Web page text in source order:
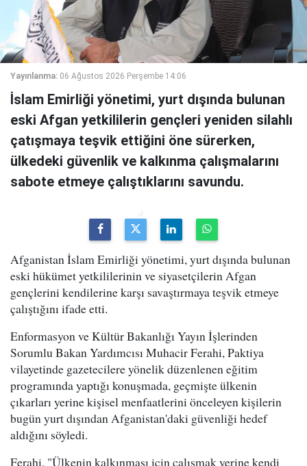
Yayınlanma: 06 Ağustos 2026 Perşembe 14:06
İslam Emirliği yönetimi, yurt dışında bulunan
eski Afgan yetkililerin gençleri yeniden silahlı
çatışmaya teşvik ettiğini öne sürerken,
ülkedeki güvenlik ve kalkınma çalışmalarını
sabote etmeye çalıştıklarını savundu.
Afganistan İslam Emirliği yönetimi, yurt dışında bulunan
eski hükümet yetkililerinin ve siyasetçilerin Afgan
gençlerini kendilerine karşı savaştırmaya teşvik etmeye
çalıştığını ifade etti.
Enformasyon ve Kültür Bakanlığı Yayın İşlerinden
Sorumlu Bakan Yardımcısı Muhacir Ferahi, Paktiya
vilayetinde gazetecilere yönelik düzenlenen eğitim
programında yaptığı konuşmada, geçmişte ülkenin
çıkarları yerine kişisel menfaatlerini önceleyen kişilerin
bugün yurt dışından Afganistan'daki güvenliği hedef
aldığını söyledi.
Ferahi, "Ülkenin kalkınması için çalışmak yerine kendi